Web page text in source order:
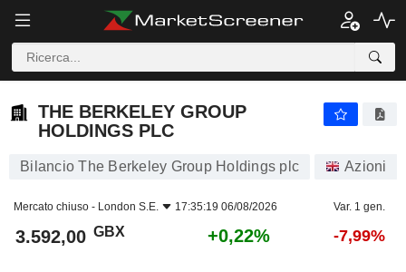
THE BERKELEY GROUP
HOLDINGS PLC
Bilancio The Berkeley Group Holdings plc Azioni
Mercato chiuso - London S.E. 17:35:19 06/08/2026 Var. 1 gen.
3.592,00 GBX +0,22% -7,99%